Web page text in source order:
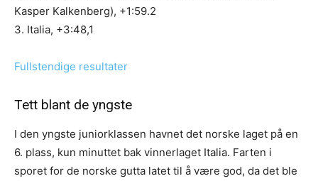
Kasper Kalkenberg), +1:59.2
3. Italia, +3:48,1
Fullstendige resultater
Tett blant de yngste
I den yngste juniorklassen havnet det norske laget på en
6. plass, kun minuttet bak vinnerlaget Italia. Farten i
sporet for de norske gutta latet til å være god, da det ble